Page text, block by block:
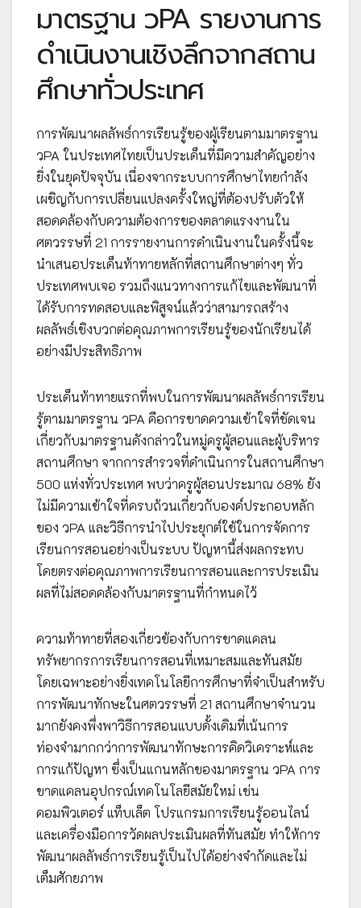
มาตรฐาน วPA รายงานการ
ดำเนินงานเชิงลึกจากสถาน
ศึกษาทั่วประเทศ
การพัฒนาผลลัพธ์การเรียนรู้ของผู้เรียนตามมาตรฐาน
วPA ในประเทศไทยเป็นประเด็นที่มีความสำคัญอย่าง
ยิ่งในยุคปัจจุบัน เนื่องจากระบบการศึกษาไทยกำลัง
เผชิญกับการเปลี่ยนแปลงครั้งใหญ่ที่ต้องปรับตัวให้
สอดคล้องกับความต้องการของตลาดแรงงานใน
ศตวรรษที่ 21 การรายงานการดำเนินงานในครั้งนี้จะ
นำเสนอประเด็นท้าทายหลักที่สถานศึกษาต่างๆ ทั่ว
ประเทศพบเจอ รวมถึงแนวทางการแก้ไขและพัฒนาที่
ได้รับการทดสอบและพิสูจน์แล้วว่าสามารถสร้าง
ผลลัพธ์เชิงบวกต่อคุณภาพการเรียนรู้ของนักเรียนได้
อย่างมีประสิทธิภาพ
ประเด็นท้าทายแรกที่พบในการพัฒนาผลลัพธ์การเรียน
รู้ตามมาตรฐาน วPA คือการขาดความเข้าใจที่ชัดเจน
เกี่ยวกับมาตรฐานดังกล่าวในหมู่ครูผู้สอนและผู้บริหาร
สถานศึกษา จากการสำรวจที่ดำเนินการในสถานศึกษา
500 แห่งทั่วประเทศ พบว่าครูผู้สอนประมาณ 68% ยัง
ไม่มีความเข้าใจที่ครบถ้วนเกี่ยวกับองค์ประกอบหลัก
ของ วPA และวิธีการนำไปประยุกต์ใช้ในการจัดการ
เรียนการสอนอย่างเป็นระบบ ปัญหานี้ส่งผลกระทบ
โดยตรงต่อคุณภาพการเรียนการสอนและการประเมิน
ผลที่ไม่สอดคล้องกับมาตรฐานที่กำหนดไว้
ความท้าทายที่สองเกี่ยวข้องกับการขาดแคลน
ทรัพยากรการเรียนการสอนที่เหมาะสมและทันสมัย
โดยเฉพาะอย่างยิ่งเทคโนโลยีการศึกษาที่จำเป็นสำหรับ
การพัฒนาทักษะในศตวรรษที่ 21 สถานศึกษาจำนวน
มากยังคงพึ่งพาวิธีการสอนแบบดั้งเดิมที่เน้นการ
ท่องจำมากกว่าการพัฒนาทักษะการคิดวิเคราะห์และ
การแก้ปัญหา ซึ่งเป็นแกนหลักของมาตรฐาน วPA การ
ขาดแคลนอุปกรณ์เทคโนโลยีสมัยใหม่ เช่น
คอมพิวเตอร์ แท็บเล็ต โปรแกรมการเรียนรู้ออนไลน์
และเครื่องมือการวัดผลประเมินผลที่ทันสมัย ทำให้การ
พัฒนาผลลัพธ์การเรียนรู้เป็นไปได้อย่างจำกัดและไม่
เต็มศักยภาพ